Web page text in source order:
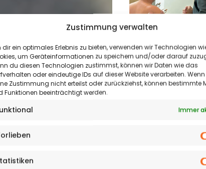
Zustimmung verwalten
dir ein optimales Erlebnis zu bieten, verwenden wir Technologien
um Geräteinformationen zu speichern und/oder darauf
du diesen Technologien zustimmst, können wir Daten wie das
oder eindeutige IDs auf dieser Website verarbeiten.
Zustimmung nicht erteilst oder zurückziehst, können bestimmte
Funktionen beeinträchtigt werden.
Immer
Aktuelles
&
Termine
Kultur
&
Sonderthemen
GESUNDHEIT
Schröpfen für
Beweglichkeit
entsteht durch
und gute Begleitung.